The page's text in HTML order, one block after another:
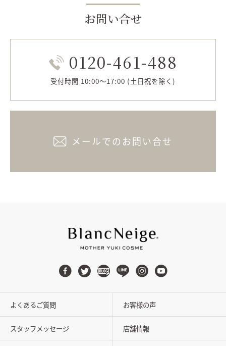
お問い合せ
0120-461-488
受付時間 10:00～17:00 (土日祝を除く)
メールでのお問い合せ
よくあるご質問 お客様の声
スタッフメッセージ 店舗情報